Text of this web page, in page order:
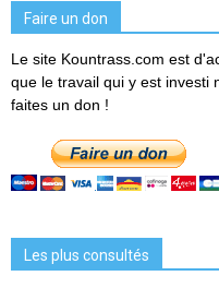
Faire un don
Le site Kountrass.com est
que le travail qui y est investi
faites un don !
Les plus consultés